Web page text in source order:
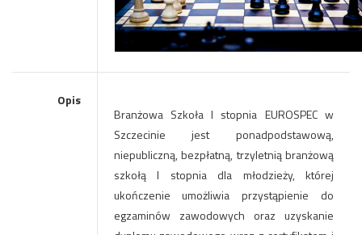
Opis
Branżowa Szkoła l stopnia EUROSPEC w
Szczecinie jest ponadpodstawową,
niepubliczną, bezpłatną, trzyletnią branżową
szkołą I stopnia dla młodzieży, której
ukończenie umożliwia przystąpienie do
egzaminów zawodowych oraz uzyskanie